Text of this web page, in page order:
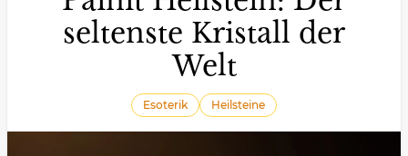
seltenste Kristall der
Welt
Esoterik Heilsteine